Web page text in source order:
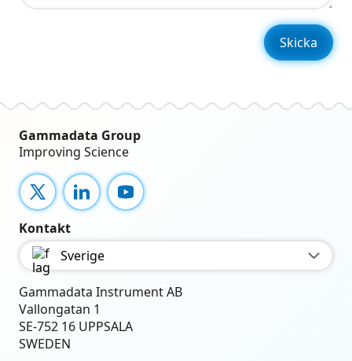
Gammadata Group
Improving Science
X LinkedInYouTube
Kontakt
Sverige
Gammadata Instrument AB
Vallongatan 1
SE-752 16 UPPSALA
SWEDEN